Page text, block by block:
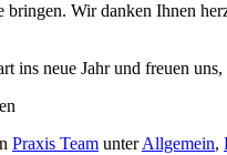
Wir danken Ihnen
ins neue Jahr und freuen
Praxis Team unterAllgemein,